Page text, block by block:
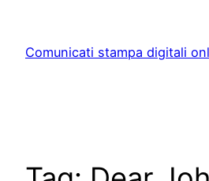
content
Comunicati stampa digitali